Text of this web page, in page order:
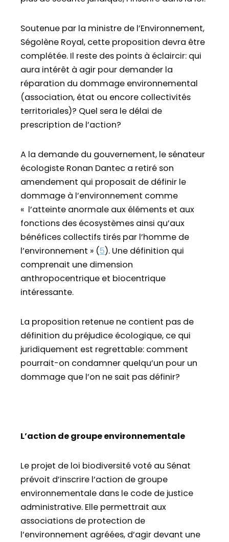
Soutenue par la ministre de l’Environnement,
Ségolène Royal, cette proposition devra être
complétée. Il reste des points à éclaircir: qui
aura intérêt à agir pour demander la
réparation du dommage environnemental
(association, état ou encore collectivités
territoriales)? Quel sera le délai de
prescription de l’action?
A la demande du gouvernement, le sénateur
écologiste Ronan Dantec a retiré son
amendement qui proposait de définir le
dommage à l’environnement comme
« l’atteinte anormale aux éléments et aux
fonctions des écosystèmes ainsi qu’aux
bénéfices collectifs tirés par l’homme de
l’environnement » (5). Une définition qui
comprenait une dimension
anthropocentrique et biocentrique
intéressante.
La proposition retenue ne contient pas de
définition du préjudice écologique, ce qui
juridiquement est regrettable: comment
pourrait-on condamner quelqu’un pour un
dommage que l’on ne sait pas définir?
L’action de groupe environnementale
Le projet de loi biodiversité voté au Sénat
prévoit d’inscrire l’action de groupe
environnementale dans le code de justice
administrative. Elle permettrait aux
associations de protection de
l’environnement agréées, d’agir devant une